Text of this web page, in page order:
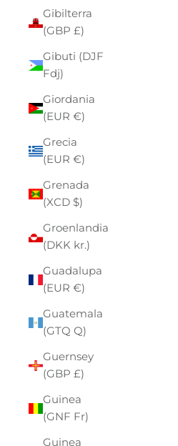
Gibilterra
(GBP £)
Gibuti (DJF
Fdj)
Giordania
(EUR €)
Grecia
(EUR €)
Grenada
(XCD $)
Groenlandia
(DKK kr.)
Guadalupa
(EUR €)
Guatemala
(GTQ Q)
Guernsey
(GBP £)
Guinea
(GNF Fr)
Guinea